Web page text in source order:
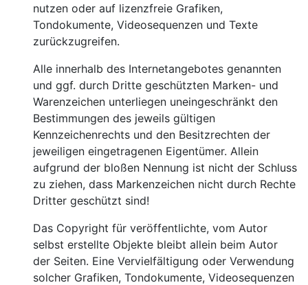
nutzen oder auf lizenzfreie Grafiken,
Tondokumente, Videosequenzen und Texte
zurückzugreifen.
Alle innerhalb des Internetangebotes genannten
und ggf. durch Dritte geschützten Marken- und
Warenzeichen unterliegen uneingeschränkt den
Bestimmungen des jeweils gültigen
Kennzeichenrechts und den Besitzrechten der
jeweiligen eingetragenen Eigentümer. Allein
aufgrund der bloßen Nennung ist nicht der Schluss
zu ziehen, dass Markenzeichen nicht durch Rechte
Dritter geschützt sind!
Das Copyright für veröffentlichte, vom Autor
selbst erstellte Objekte bleibt allein beim Autor
der Seiten. Eine Vervielfältigung oder Verwendung
solcher Grafiken, Tondokumente, Videosequenzen